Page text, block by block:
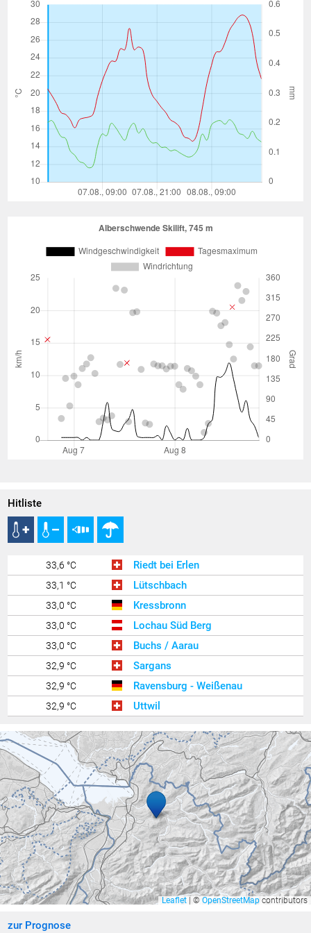
Hitliste
33,6 °C Riedt bei Erlen
33,1 °C Lütschbach
33,0 °C Kressbronn
33,0 °C Lochau Süd Berg
33,0 °C Buchs / Aarau
32,9 °C Sargans
32,9 °C Ravensburg - Weißenau
32,9 °C Uttwil
32,8 °C Feldkirch Nofels 2
32,7 °C Zürich Kloten
32,7 °C Götzis - Unteres Kirla
32,7 °C Bruneck
32,6 °C Hohenems-Werkhof
32,6 °C Balzers Oksaboda
32,6 °C Ilanz
32,6 °C Feldkirch Nofels Bittweg
32,5 °C Bludesch - Gais
32,5 °C
Leaflet | © OpenStreetMap contributors
zur Prognose